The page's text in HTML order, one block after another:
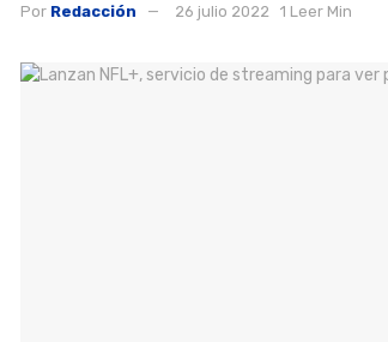
Por Redacción 26 julio 2022 1 Leer Min